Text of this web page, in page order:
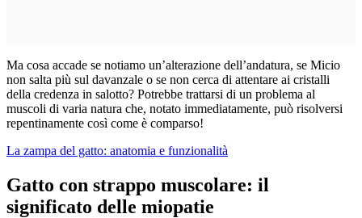
Ma cosa accade se notiamo un’alterazione dell’andatura, se Micio
non salta più sul davanzale o se non cerca di attentare ai cristalli
della credenza in salotto? Potrebbe trattarsi di un problema al
muscoli di varia natura che, notato immediatamente, può risolversi
repentinamente così come è comparso!
La zampa del gatto: anatomia e funzionalità
Gatto con strappo muscolare: il
significato delle miopatie